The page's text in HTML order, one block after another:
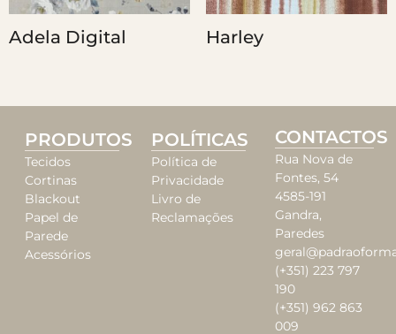
Adela Digital Harley
PRODUTOS
Tecidos
Cortinas
Blackout
Papel de
Parede
Acessórios
POLÍTICAS
Política de
Privacidade
Livro de
Reclamações
CONTACTOS
Rua Nova de
Fontes, 54
4585-191
Gandra,
Paredes
(+351) 223 797
190
(+351) 962 863
009